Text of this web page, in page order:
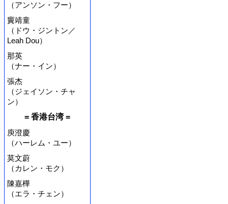
（アンソン・フー）
竇靖童
（ドウ・ジントン／
Leah Dou）
那英
（ナー・イン）
張杰
（ジェイソン・チャ
ン）
= 香港台湾 =
庾澄慶
（ハーレム・ユー）
莫文蔚
（カレン・モク）
陳嘉樺
（エラ・チェン）